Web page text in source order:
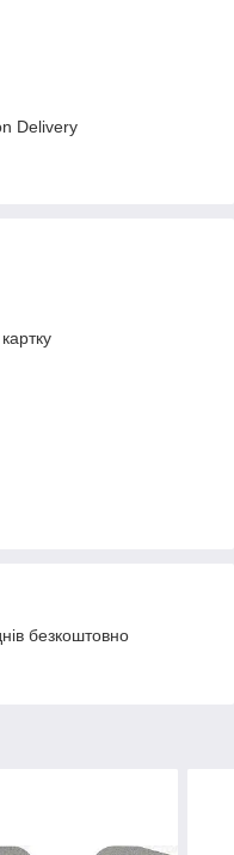
Delivery
безкоштовно